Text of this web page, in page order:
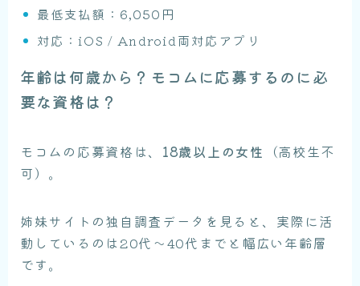
最低支払額：6,050円
対応：iOS / Android両対応アプリ
年齢は何歳から？モコムに応募するのに必
要な資格は？
モコムの応募資格は、 18歳以上の女性
（高校生不
可）。
姉妹サイトの独自調査データを見ると、実際に活
動しているのは20代〜40代までと幅広い年齢層
です。